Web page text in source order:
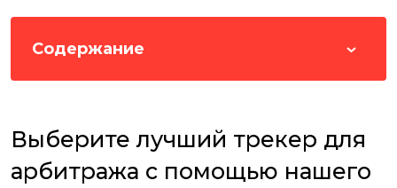
Содержание
Выберите лучший трекер для
арбитража с помощью нашего